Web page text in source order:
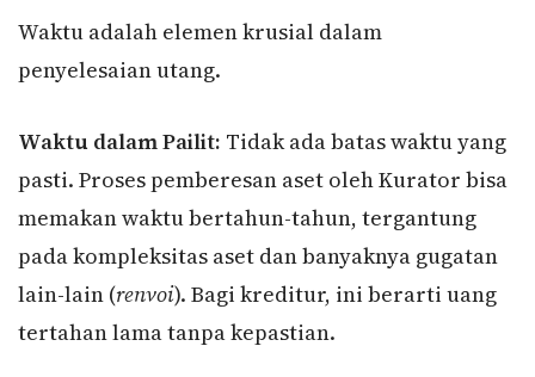
Waktu adalah elemen krusial dalam
penyelesaian utang.
Waktu dalam Pailit: Tidak ada batas waktu yang
pasti. Proses pemberesan aset oleh Kurator bisa
memakan waktu bertahun-tahun, tergantung
pada kompleksitas aset dan banyaknya gugatan
lain-lain (renvoi). Bagi kreditur, ini berarti uang
tertahan lama tanpa kepastian.